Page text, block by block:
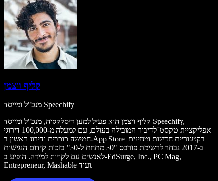
קליף ויצמן
מנכ"ל ומייסד Speechify
קליף ויצמן הוא פעיל למען דיסלקסיה, מנכ"ל ומייסד Speechify,
אפליקציית טקסט־לדיבור המובילה בעולם, עם למעלה מ-100,000 דירוגי
חמישה כוכבים ודירוג ראשון ב-App Store בקטגוריית חדשות ומגזינים.
ב-2017 נבחר לרשימת פורבס "30 מתחת ל-30" בזכות קידום הנגישות
לאנשים עם לקויות למידה. הופיע ב-EdSurge, Inc., PC Mag,
Entrepreneur, Mashable ועוד.